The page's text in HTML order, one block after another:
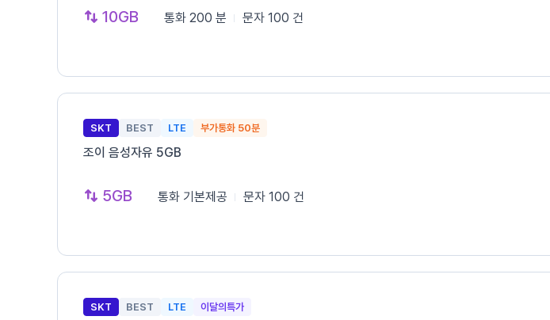
10GB 통화 200 분 문자 100 건
SKT BEST LTE 부가통화 50분
조이 음성자유 5GB
5GB 통화 기본제공 문자 100 건
SKT BEST LTE 이달의특가